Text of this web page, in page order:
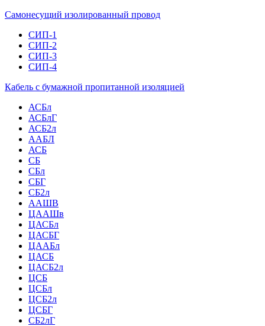
Самонесущий изолированный провод
СИП-1
СИП-2
СИП-3
СИП-4
Кабель с бумажной пропитанной изоляцией
АСБл
АСБлГ
АСБ2л
ААБЛ
АСБ
СБ
СБл
СБГ
СБ2л
ААШВ
ЦААШв
ЦАСБл
ЦАСБГ
ЦААБл
ЦАСБ
ЦАСБ2л
ЦСБ
ЦСБл
ЦСБ2л
ЦСБГ
СБ2лГ